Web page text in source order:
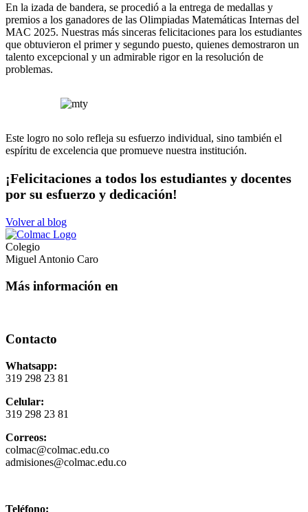
En la izada de bandera, se procedió a la entrega de medallas y
premios a los ganadores de las Olimpiadas Matemáticas Internas del
MAC 2025. Nuestras más sinceras felicitaciones para los estudiantes
que obtuvieron el primer y segundo puesto, quienes demostraron un
talento excepcional y un admirable rigor en la resolución de
problemas.
Este logro no solo refleja su esfuerzo individual, sino también el
espíritu de excelencia que promueve nuestra institución.
¡Felicitaciones a todos los estudiantes y docentes
por su esfuerzo y dedicación!
Volver al blog
Colegio
Miguel Antonio Caro
Más información en
Contacto
Whatsapp:
319 298 23 81
Celular:
319 298 23 81
Correos:
colmac@colmac.edu.co
admisiones@colmac.edu.co
Teléfono: